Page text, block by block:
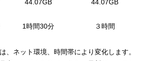
44.07GB 44.07GB
1時間30分 ３時間
、ネット環境、時間帯により変化します。